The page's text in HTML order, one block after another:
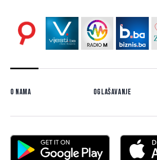
O nama Oglašavanje